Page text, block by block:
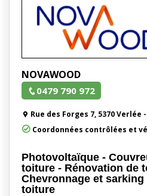
NOVAWOOD
0479 790 972
Rue des Forges 7, 5370 Verlée
Coordonnées contrôlées et
Photovoltaïque -
toiture - Rénovation de
Chevronnage et
toiture